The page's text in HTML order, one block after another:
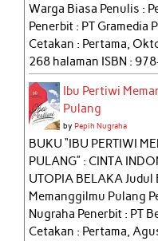
Warga Biasa Penulis :
Penerbit : PT Gramedia
Cetakan : Pertama,
268 halaman ISBN :
Ibu Pertiwi
Pulang
byPepih Nugraha
BUKU “IBU PERTIWI
PULANG” : CINTA
UTOPIA BELAKA
Memanggilmu Pulang
Nugraha Penerbit : PT
Cetakan : Pertama,